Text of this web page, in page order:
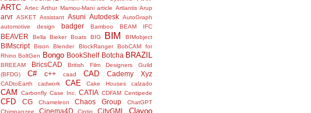
ARTC Artec Arthur Mamou-Mani article Artlantis Arup
arvr ASKET Assistant Asuni Autodesk AutoGraph
automotive design
badger Bamboo BEAM IFC
BEAVER Bella Bieker Boats BIG BIM BIMobject
BIMscript Bison Blender BlockRanger
BobCAM for
Rhino BoltGen Bongo BookShelf Botcha BRAZIL
BREEAM BricsCAD
British Film Designers Guild
(BFDG)
C# c++ caad CAD Cademy Xyz
CADtoEarth cadwork CAE Cake Houses calzado
CAM Carbonfly Case Inc. CATIA CDFAM Centipede
CFD CG Chameleon Chaos Group
ChatGPT
Chimpanzee
Cinema4D Cintiq CityGML Clayoo